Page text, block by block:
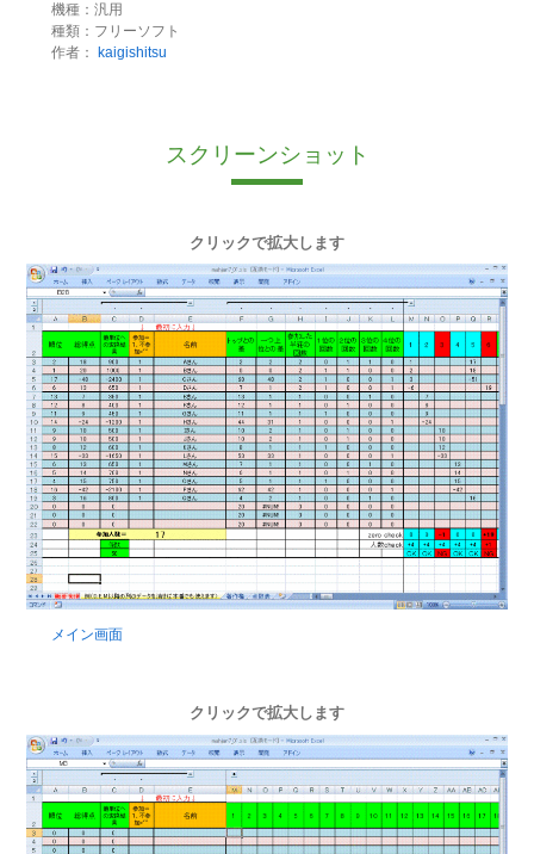
機種：汎用
種類：フリーソフト
作者：
kaigishitsu
スクリーンショット
クリックで拡大します
メイン画面
クリックで拡大します